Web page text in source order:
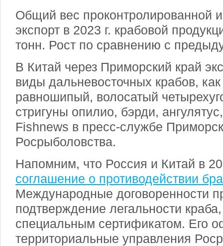
Общий вес проконтролированной
экспорт в 2023 г. крабовой
тонн. Рост по сравнению с
В Китай через Приморский край
виды дальневосточных крабов,
равношипый, волосатый
стригуны опилио, бэрди,
Fishnews в пресс-службе
Росрыболовства.
Напомним, что Россия и Китай в
соглашение о противодействии
Международные договоренности
подтверждение легальности
специальным сертификатом. Его
территориальные управления